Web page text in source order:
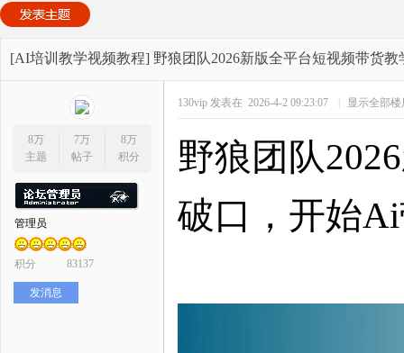
开 » › › ›
[AI培训教学视频教程] 野狼团队2026新版全平台短视频带货
8万
主题
7万
帖子
8万
积分
管理员
积分 83137
发消息
130vip 发表在 2026-4-2 09:23:07 | 显示全部楼
野狼团队
破口，开始